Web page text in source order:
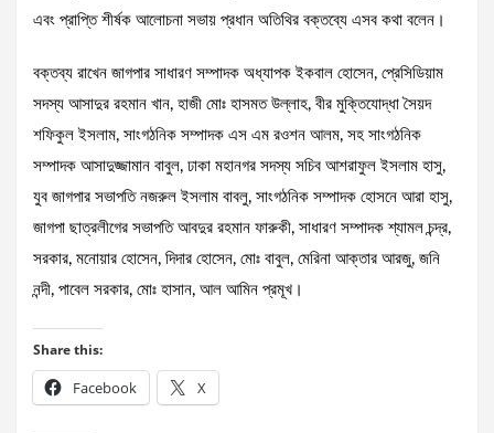
এবং প্রাপ্তি শীর্ষক আলোচনা সভায় প্রধান অতিথির বক্তব্যে এসব কথা বলেন।
বক্তব্য রাখেন জাগপার সাধারণ সম্পাদক অধ্যাপক ইকবাল হোসেন, প্রেসিডিয়াম
সদস্য আসাদুর রহমান খান, হাজী মোঃ হাসমত উল্লাহ, বীর মুক্তিযোদ্ধা সৈয়দ
শফিকুল ইসলাম, সাংগঠনিক সম্পাদক এস এম রওশন আলম, সহ সাংগঠনিক
সম্পাদক আসাদুজ্জামান বাবুল, ঢাকা মহানগর সদস্য সচিব আশরাফুল ইসলাম হাসু,
যুব জাগপার সভাপতি নজরুল ইসলাম বাবলু, সাংগঠনিক সম্পাদক হোসনে আরা হাসু,
জাগপা ছাত্রলীগের সভাপতি আবদুর রহমান ফারুকী, সাধারণ সম্পাদক শ্যামল চন্দ্র,
সরকার, মনোয়ার হোসেন, দিদার হোসেন, মোঃ বাবুল, মেরিনা আক্তার আরজু, জনি
নন্দী, পাবেল সরকার, মোঃ হাসান, আল আমিন প্রমূখ।
Share this:
Facebook X